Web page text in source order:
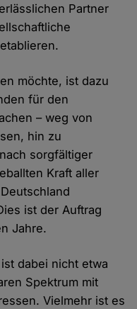
Partner
möchte, ist dazu
für den
– weg von
hin zu
sorgfältiger
Kraft aller
ist der Auftrag
Jahre.
dabei nicht etwa
Spektrum mit
Vielmehr ist es